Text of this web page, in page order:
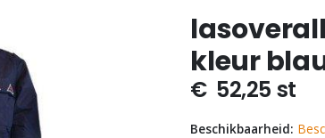
kleur
€ 52,25 st
Beschikbaarheid: